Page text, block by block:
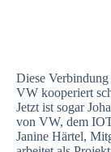
Diese
VW kooperiert
Jetzt ist sogar
von VW, dem
Janine Härtel,